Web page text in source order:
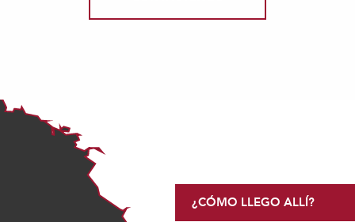
¿CÓMO LLEGO ALLÍ?